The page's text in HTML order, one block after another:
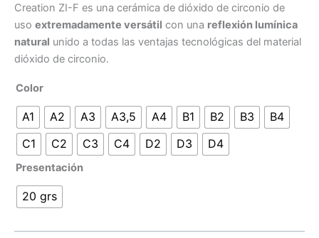
Creation ZI-F es una cerámica de dióxido de circonio de
uso extremadamente versátil con una reflexión lumínica
natural unido a todas las ventajas tecnológicas del material
dióxido de circonio.
Color
A1 A2 A3 A3,5 A4 B1 B2 B3
B4
C1
C2 C3 C4 D2 D3 D4
Presentación
20 grs